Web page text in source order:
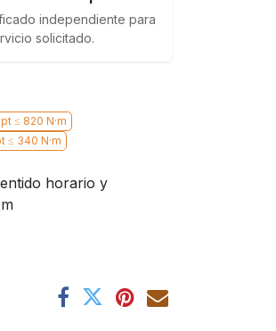
independiente para
solicitado.
≤ 820 N·m
≤ 340 N·m
horario y